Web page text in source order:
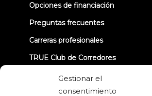
Gestionar el
consentimiento
Opciones de financiación
Preguntas frecuentes
Carreras profesionales
TRUE Club de Corredores
Información sobre la retirada